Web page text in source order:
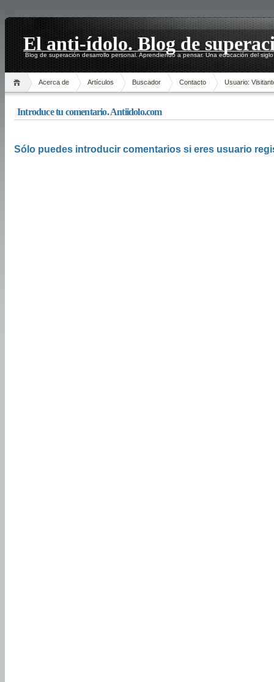
El anti-ídolo. Blog de
Blog de superación desarrollo personal. Aprendiendo a pensar. Una educación del
Acerca de Artículos Buscador Contacto Usuario:
Introduce tu comentario. Antiidolo.com
Sólo puedes introducir comentarios si eres usuario